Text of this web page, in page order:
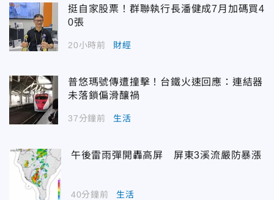
挺自家股票！群聯執行長潘健成7月加碼買4
0張
20小時前 財經
普悠瑪號傳遭撞擊！台鐵火速回應：連結器
未落鎖偏滑釀禍
37分鐘前 生活
午後雷雨彈開轟高屏 屏東3溪流嚴防暴漲
40分鐘前 生活